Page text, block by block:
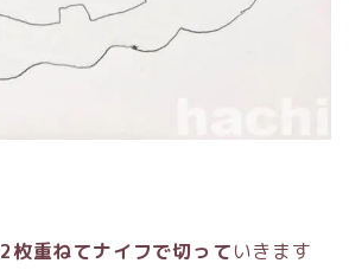
2枚重ねてナイフで切っていきます